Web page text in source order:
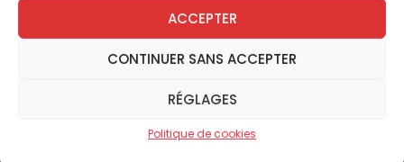
ACCEPTER
CONTINUER SANS ACCEPTER
RÉGLAGES
Politique de cookies
En fin de compte, c’est comme les ordres. On veut des
prêtres, mais on renâcle à en fournir parmi nos
enfants. On regrette le manque d’artisans honnêtes,
restaurer nos églises, mais on n’encouragera pas notre